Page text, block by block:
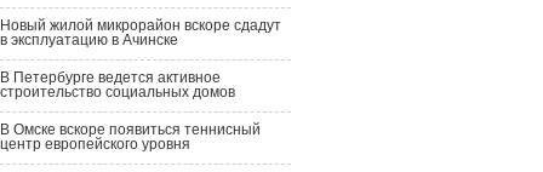
Новый жилой микрорайон вскоре сдадут
в эксплуатацию в Ачинске
В Петербурге ведется активное
строительство социальных домов
В Омске вскоре появиться теннисный
центр европейского уровня